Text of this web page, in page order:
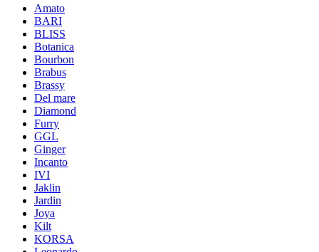
Amato
BARI
BLISS
Botanica
Bourbon
Brabus
Brassy
Del mare
Diamond
Furry
GGL
Ginger
Incanto
IVI
Jaklin
Jardin
Joya
Kilt
KORSA